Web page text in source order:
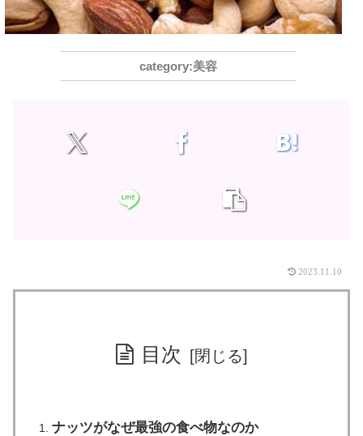
美容
2023.11.10
目次
ナッツがなぜ最強の食べ物なのか